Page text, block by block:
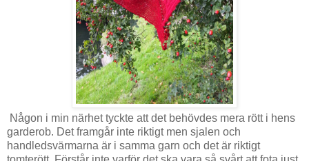
Någon i min närhet tyckte att det behövdes mera rött i hens
garderob. Det framgår inte riktigt men sjalen och
handledsvärmarna är i samma garn och det är riktigt